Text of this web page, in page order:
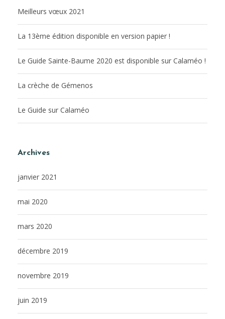
Meilleurs vœux 2021
La 13ème édition disponible en version papier !
Le Guide Sainte-Baume 2020 est disponible sur Calaméo !
La crèche de Gémenos
Le Guide sur Calaméo
Archives
janvier 2021
mai 2020
mars 2020
décembre 2019
novembre 2019
juin 2019